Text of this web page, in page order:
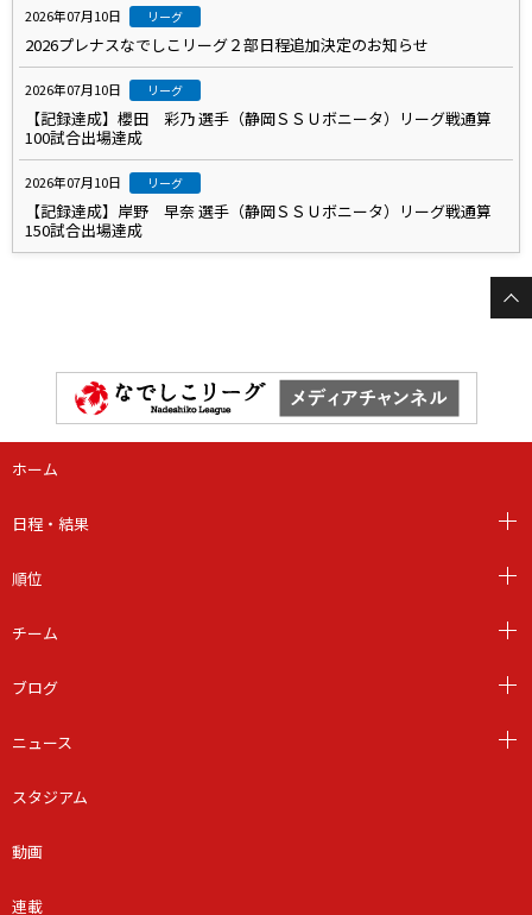
2026年07月10日 リーグ
2026プレナスなでしこリーグ２部日程追加決定のお知らせ
2026年07月10日 リーグ
【記録達成】櫻田 彩乃 選手（静岡ＳＳＵボニータ）リーグ戦通算
100試合出場達成
2026年07月10日 リーグ
【記録達成】岸野 早奈 選手（静岡ＳＳＵボニータ）リーグ戦通算
150試合出場達成
ホーム
日程・結果
順位
チーム
ブログ
ニュース
スタジアム
動画
連載